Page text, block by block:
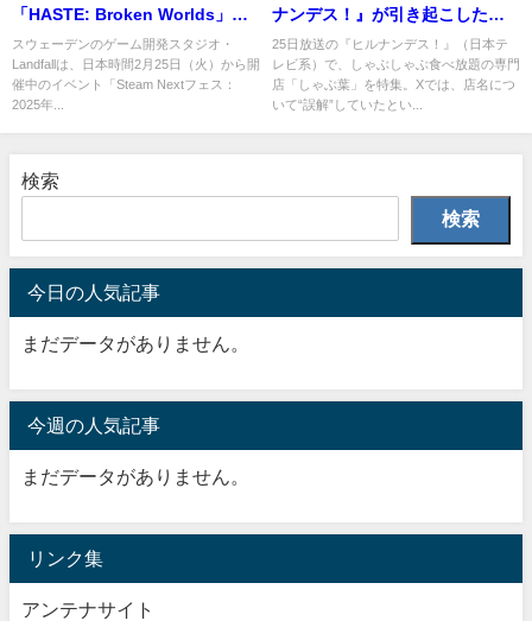
「HASTE: Broken Worlds」が
魅せる爽快感と興奮の全貌
スウェーデンのゲーム開発スタジオ・
Landfallは、日本時間2月25日（火）から開
催中のイベント「Steam Nextフェス：
2025年...
ナンデス！』が引き起こした誤
読現象を笑い飛ばそう！
25日放送の『ヒルナンデス！』（日本テ
レビ系）で、しゃぶしゃぶ食べ放題の専門
店「しゃぶ葉」を特集。Xでは、店名につ
いて“誤解”していたとい...
検索
検索
今日の人気記事
まだデータがありません。
今週の人気記事
まだデータがありません。
リンク集
アンテナサイト